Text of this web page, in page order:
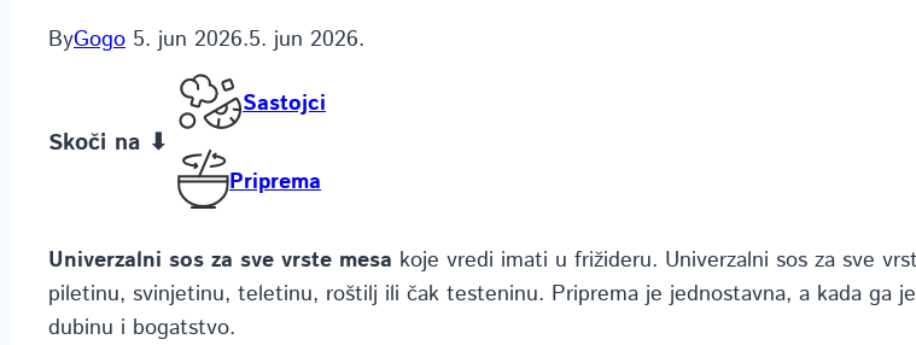
ByGogo 5. jun 2026.5. jun 2026.
Skoči na ⬇
Sastojci
Priprema
Univerzalni sos za sve vrste mesa koje vredi imati u frižideru. Univerzalni sos za sve
piletinu, svinjetinu, teletinu, roštilj ili čak testeninu. Priprema je jednostavna, a kada ga
dubinu i bogatstvo.